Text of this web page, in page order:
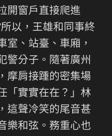
開窗戶直接爬進
以，王雄和同事終
室、站臺、車廂，
警分子。隨著廣州
摩肩接踵的密集場
「實實在在？」林
這聲冷笑的尾音甚
樂和弦。務重心也